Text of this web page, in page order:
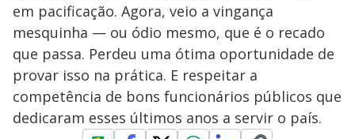
em pacificação. Agora, veio a vingança
mesquinha — ou ódio mesmo, que é o recado
que passa. Perdeu uma ótima oportunidade de
provar isso na prática. E respeitar a
competência de bons funcionários públicos que
dedicaram esses últimos anos a servir o país.